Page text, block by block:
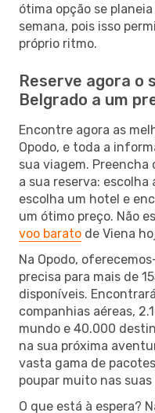
ótima opção se
semana, pois isso
próprio ritmo.
Reserve agora o
Belgrado a um
Encontre agora as
Opodo, e toda a
sua viagem. Preencha
a sua reserva: escolha
escolha um hotel e
um ótimo preço. Não
voo barato de Viena
Na Opodo,
precisa para mais de
disponíveis.
companhias aéreas,
mundo e 40.000
na sua próxima
vasta gama de
poupar muito nas
O que está à espera?